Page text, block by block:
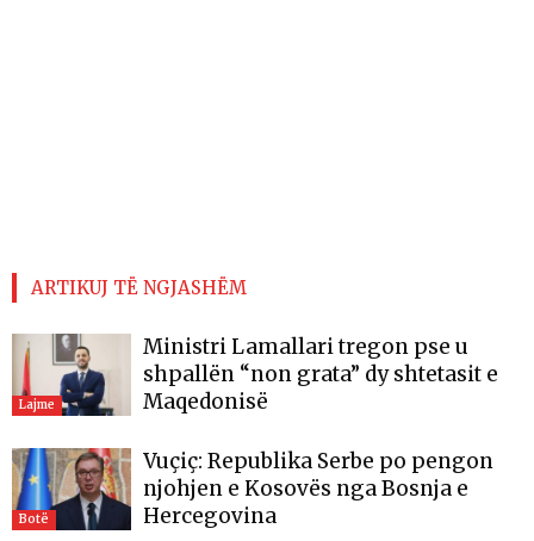
ARTIKUJ TË NGJASHËM
Lajme
Ministri Lamallari tregon pse u
shpallën “non grata” dy shtetasit e
Maqedonisë
Botë
Vuçiç: Republika Serbe po pengon
njohjen e Kosovës nga Bosnja e
Hercegovina